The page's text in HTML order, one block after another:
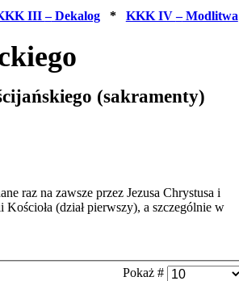
III–Dekalog* KKK IV–Modlitwa
(sakramenty)
raz na zawsze przez Jezusa Chrystusa i
(dział pierwszy), a szczególnie w
Pokaż #